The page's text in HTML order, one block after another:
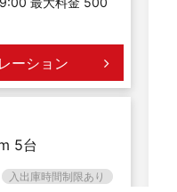
ーション
5台
入出庫時間制限あり